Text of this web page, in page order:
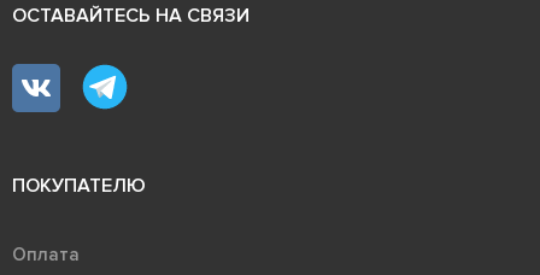
ОСТАВАЙТЕСЬ НА СВЯЗИ
ПОКУПАТЕЛЮ
Оплата